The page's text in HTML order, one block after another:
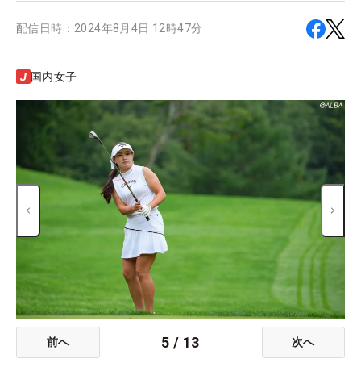
配信日時： 2024年8月4日 12時47分
国内女子
前へ 5 / 13 次へ